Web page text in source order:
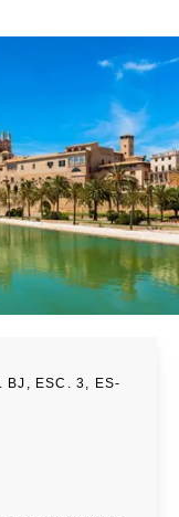
BJ, ESC. 3
ES-